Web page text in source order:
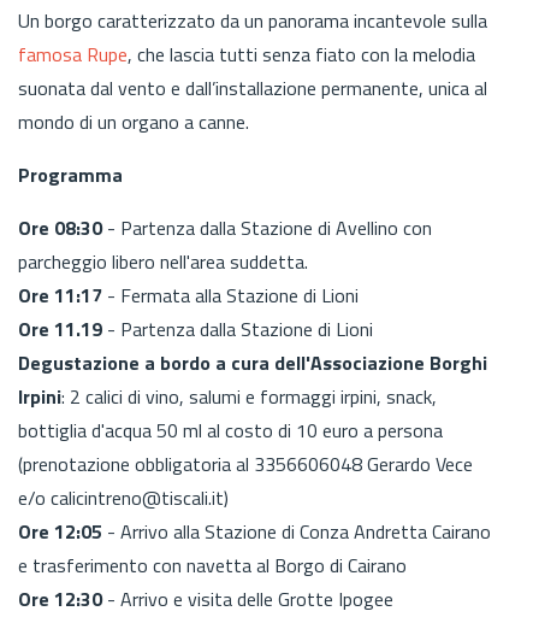
Un borgo caratterizzato da un panorama incantevole sulla
famosa Rupe, che lascia tutti senza fiato con la melodia
suonata dal vento e dall’installazione permanente, unica al
mondo di un organo a canne.
Programma
Ore 08:30- Partenza dalla Stazione di Avellino con
parcheggio libero nell'area suddetta.
Ore 11:17 - Fermata alla Stazione di Lioni
Ore 11.19 - Partenza dalla Stazione di Lioni
Degustazione a bordo a cura dell'Associazione Borghi
Irpini: 2 calici di vino, salumi e formaggi irpini, snack,
bottiglia d'acqua 50 ml al costo di 10 euro a persona
(prenotazione obbligatoria al 3356606048 Gerardo Vece
e/o calicintreno@tiscali.it)
Ore 12:05 - Arrivo alla Stazione di Conza Andretta Cairano
e trasferimento con navetta al Borgo di Cairano
Ore 12:30- Arrivo e visita delle Grotte Ipogee